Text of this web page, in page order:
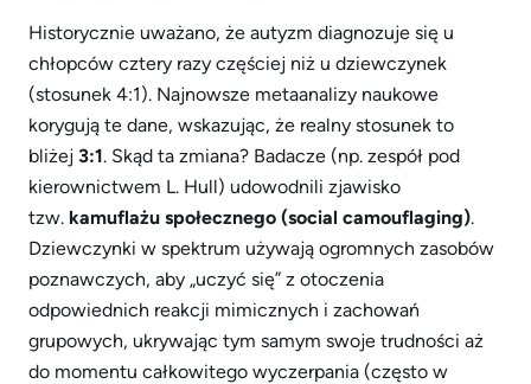
Historycznie uważano, że autyzm diagnozuje się u
chłopców cztery razy częściej niż u dziewczynek
(stosunek 4:1). Najnowsze metaanalizy naukowe
korygują te dane, wskazując, że realny stosunek to
bliżej 3:1. Skąd ta zmiana? Badacze (np. zespół pod
kierownictwem L. Hull) udowodnili zjawisko
tzw. kamuflażu społecznego (social camouflaging).
Dziewczynki w spektrum używają ogromnych zasobów
poznawczych, aby „uczyć się” z otoczenia
odpowiednich reakcji mimicznych i zachowań
grupowych, ukrywając tym samym swoje trudności aż
do momentu całkowitego wyczerpania (często w